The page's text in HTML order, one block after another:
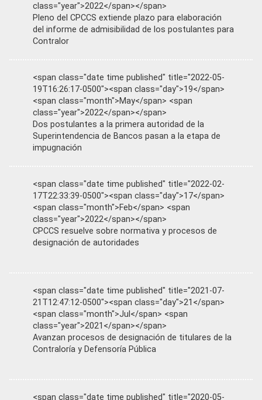
class="year">2022</span></span>
Pleno del CPCCS extiende plazo para elaboración
del informe de admisibilidad de los postulantes para
Contralor
<span class="date time published" title="2022-05-
19T16:26:17-0500"><span class="day">19</span>
<span class="month">May</span> <span
class="year">2022</span></span>
Dos postulantes a la primera autoridad de la
Superintendencia de Bancos pasan a la etapa de
impugnación
<span class="date time published" title="2022-02-
17T22:33:39-0500"><span class="day">17</span>
<span class="month">Feb</span> <span
class="year">2022</span></span>
CPCCS resuelve sobre normativa y procesos de
designación de autoridades
<span class="date time published" title="2021-07-
21T12:47:12-0500"><span class="day">21</span>
<span class="month">Jul</span> <span
class="year">2021</span></span>
Avanzan procesos de designación de titulares de la
Contraloría y Defensoría Pública
<span class="date time published" title="2020-05-